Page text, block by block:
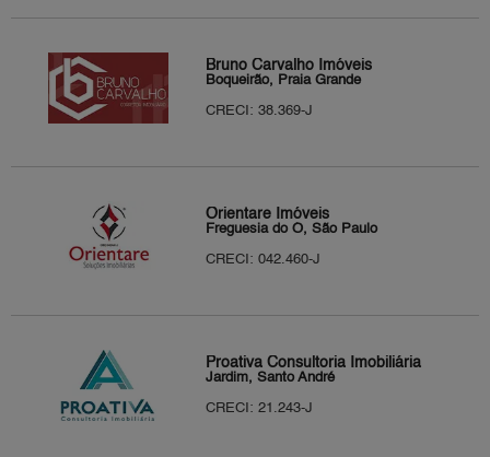
Bruno Carvalho Imóveis
Boqueirão, Praia Grande
CRECI: 38.369-J
Orientare Imóveis
Freguesia do Ó, São Paulo
CRECI: 042.460-J
Proativa Consultoria Imobiliária
Jardim, Santo André
CRECI: 21.243-J